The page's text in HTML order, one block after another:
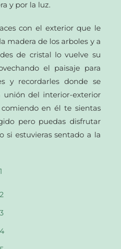
y por la luz.
con el exterior que le
madera de los arboles y a
de cristal lo vuelve su
el paisaje para
y recordarles donde se
unión del interior-exterior
en él te sientas
pero puedas disfrutar
si estuvieras sentado a la